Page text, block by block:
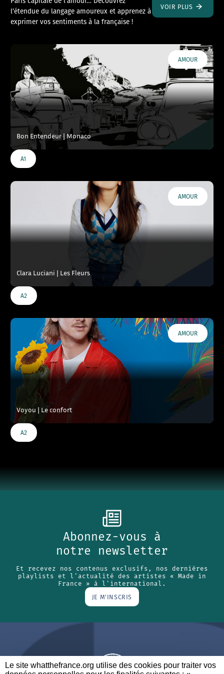
Le site whatthefrance.org utilise des cookies pour traiter vos
l’étendue du langage amoureux et apprenez à
exprimer vos sentiments à la française !
VOIR PLUS
AMOUR
Bon Entendeur | Monaco
A1
AMOUR
Clara Luciani | Les Fleurs
A2
AMOUR
Voyou | Le confort
A2
Abonnez-vous à
notre newsletter
Et recevez nos contenus exclusifs, nos dernières
playlists et l'actualité des artistes « Made in
France » à l'international.
JE M'INSCRIS